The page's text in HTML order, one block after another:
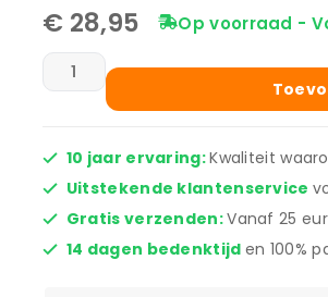
€ 28,95 Op voorraad -
10 jaar ervaring:Kwaliteit
Uitstekende klantenservice
Gratis verzenden:Vanaf 25
14 dagen bedenktijd en 100%